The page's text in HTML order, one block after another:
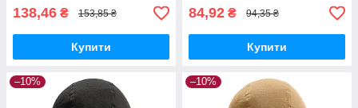
138,46 ₴ 153,85 ₴
Купити
84,92 ₴ 94,35 ₴
Купити
–10% –10%